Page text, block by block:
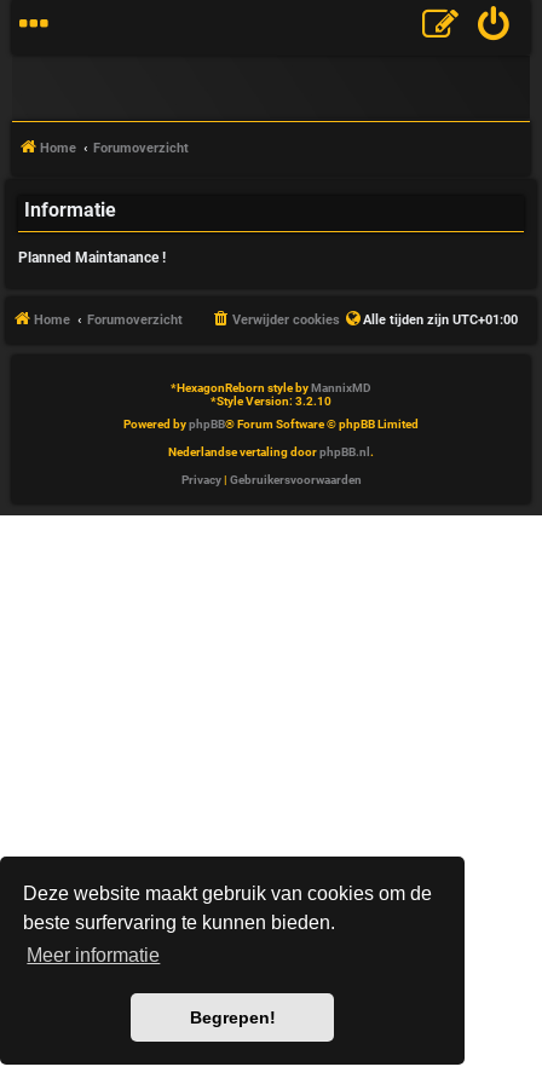
Deze website maakt gebruik van cookies om de
beste surfervaring te kunnen bieden.
Meer informatie
Begrepen!
V
A
Home Forumoverzicht
Informatie
Planned Maintanance !
Home Forumoverzicht Alle tijden zijn UTC+01:00
Verwijder cookies
*HexagonReborn style byMannixMD
*Style Version: 3.2.10
Powered byphpBB® Forum Software © phpBB Limited
Nederlandse vertaling doorphpBB.nl .
Privacy| Gebruikersvoorwaarden